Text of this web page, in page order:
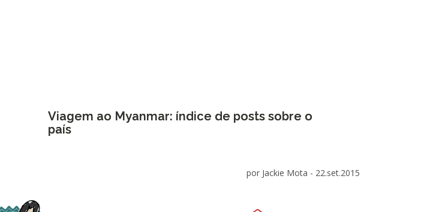
Viagem ao Myanmar: índice de posts sobre o
país
por Jackie Mota - 22.set.2015